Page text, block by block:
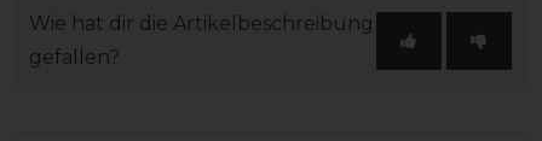
Wie hat dir die Artikelbeschreibung
gefallen?